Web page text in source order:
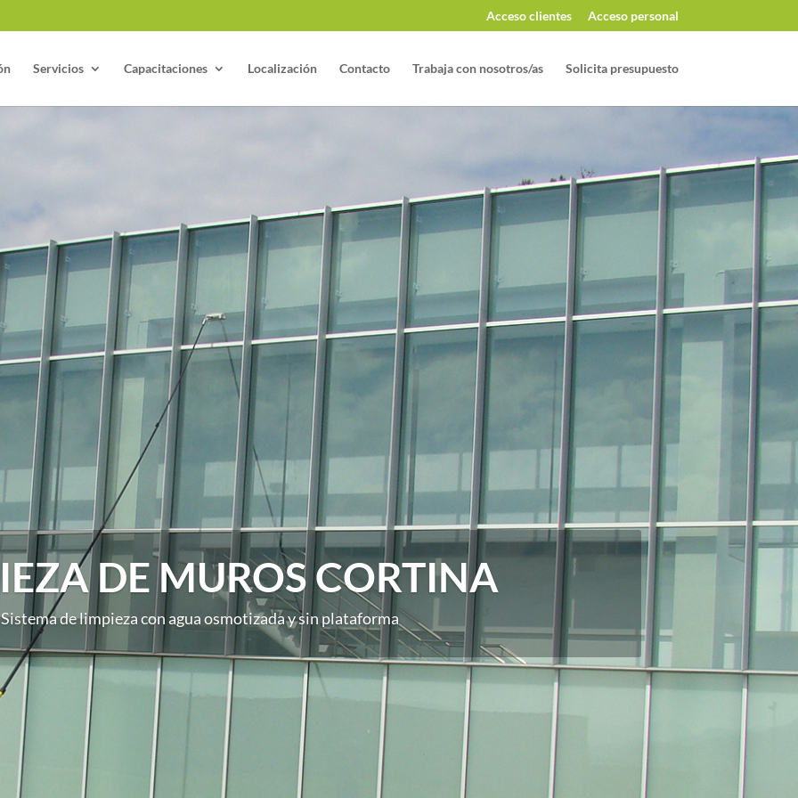
Acceso clientes Acceso personal
Servicios Capacitaciones Localización Contacto Trabaja con nosotros/as Solicita presupuesto
DE MUROS CORTINA
Sistema de limpieza con agua osmotizada y sin plataforma
Barrido y fregado mecánico de todo tipo de pavimentos